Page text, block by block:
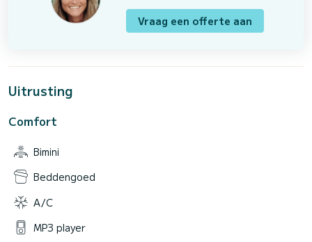
Vraag een offerte aan
Uitrusting
Comfort
Bimini
Beddengoed
A/C
MP3 player